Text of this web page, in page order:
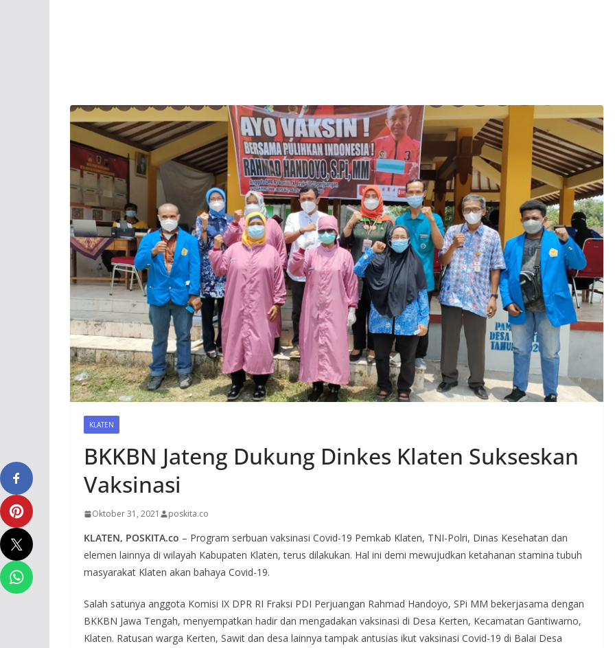
KLATEN
BKKBN Jateng Dukung Dinkes Klaten Sukseskan
Vaksinasi
Oktober 31, 2021 poskita.co
KLATEN, POSKITA.co – Program serbuan vaksinasi Covid-19 Pemkab Klaten, TNI-Polri, Dinas Kesehatan dan
elemen lainnya di wilayah Kabupaten Klaten, terus dilakukan. Hal ini demi mewujudkan ketahanan stamina tubuh
masyarakat Klaten akan bahaya Covid-19.
Salah satunya anggota Komisi IX DPR RI Fraksi PDI Perjuangan Rahmad Handoyo, SPi MM bekerjasama dengan
BKKBN Jawa Tengah, menyempatkan hadir dan mengadakan vaksinasi di Desa Kerten, Kecamatan Gantiwarno,
Klaten. Ratusan warga Kerten, Sawit dan desa lainnya tampak antusias ikut vaksinasi Covid-19 di Balai Desa